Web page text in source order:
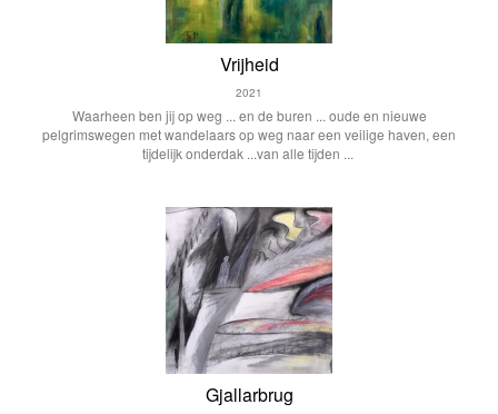
Vrijheid
2021
Waarheen ben jij op weg ... en de buren ... oude en nieuwe
pelgrimswegen met wandelaars op weg naar een veilige haven, een
tijdelijk onderdak ...van alle tijden ...
Gjallarbrug